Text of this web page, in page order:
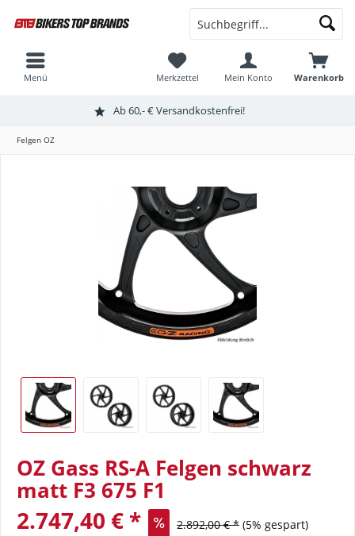
Ab 60,- € Versandkostenfrei!
Warenkorb
Merkzettel Mein Konto
Menü
Felgen OZ
OZ Gass RS-A Felgen schwarz
matt F3 675 F1
2.747,40 € * 2.892,00 € * (5% gespart)